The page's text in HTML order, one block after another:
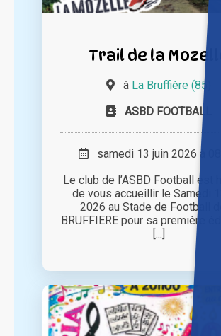
Trail de la Mozelle
à La Bruffière (85)
ASBD FOOTBALL
samedi 13 juin 2026 à
Le club de l’ASBD Football est
de vous accueillir le Samedi
2026 au Stade de Football
BRUFFIERE pour sa première
[...]